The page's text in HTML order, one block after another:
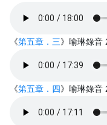
《第五章．三》喻琳錄音
《第五章．四》喻琳錄音